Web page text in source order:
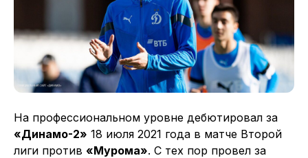
На профессиональном уровне дебютировал за
«Динамо-2» 18 июля 2021 года в матче Второй
лиги против «Мурома». С тех пор провел за